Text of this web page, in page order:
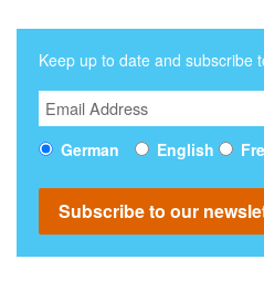
Keep up to date and subscribe
German English
Subscribe to our